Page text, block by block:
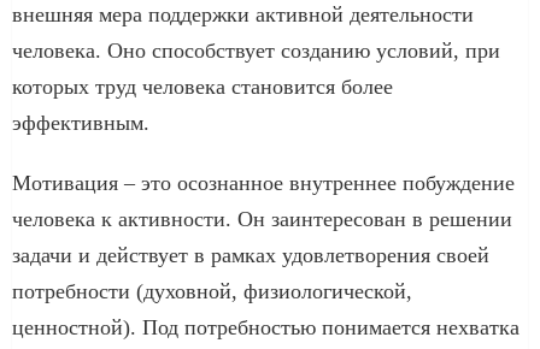
внешняя мера поддержки активной деятельности
человека. Оно способствует созданию условий, при
которых труд человека становится более
эффективным.
Мотивация – это осознанное внутреннее побуждение
человека к активности. Он заинтересован в решении
задачи и действует в рамках удовлетворения своей
потребности (духовной, физиологической,
ценностной). Под потребностью понимается нехватка